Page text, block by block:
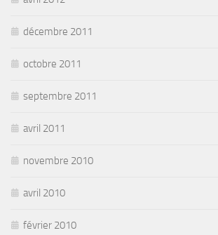
décembre 2011
octobre 2011
septembre 2011
avril 2011
novembre 2010
avril 2010
février 2010